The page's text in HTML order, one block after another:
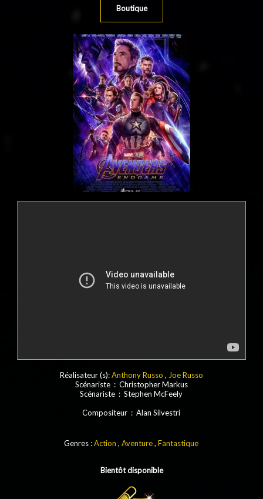
Boutique
Réalisateur (s):Anthony Russo , Joe Russo
Scénariste : Christopher Markus
Scénariste : Stephen McFeely
Compositeur : Alan Silvestri
Genres :Action ,Aventure,Fantastique
Bientôt disponible